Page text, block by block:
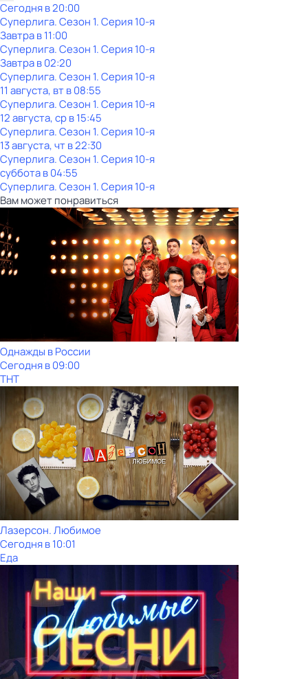
Сегодня в 20:00
Суперлига. Сезон 1. Серия 10-я
Завтра в 11:00
Суперлига. Сезон 1. Серия 10-я
Завтра в 02:20
Суперлига. Сезон 1. Серия 10-я
11 августа, вт в 08:55
Суперлига. Сезон 1. Серия 10-я
12 августа, ср в 15:45
Суперлига. Сезон 1. Серия 10-я
13 августа, чт в 22:30
Суперлига. Сезон 1. Серия 10-я
субботав04:55
Суперлига. Сезон 1. Серия 10-я
Вам может понравиться
Однажды в России
Сегодня в 09:00
ТНТ
Лазерсон. Любимое
Сегодня в 10:01
Еда